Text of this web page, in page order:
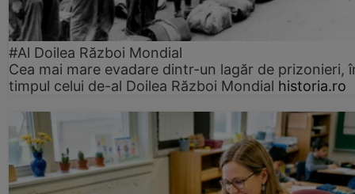
#Al Doilea Război Mondial
Cea mai mare evadare dintr-un lagăr de prizonieri,
timpul celui de-al Doilea Război Mondial historia.ro